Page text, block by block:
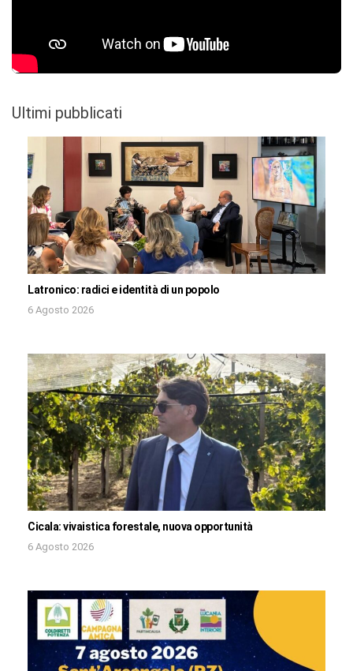
Ultimi pubblicati
Latronico: radici e identità di un popolo
6 Agosto 2026
Cicala: vivaistica forestale, nuova opportunità
6 Agosto 2026